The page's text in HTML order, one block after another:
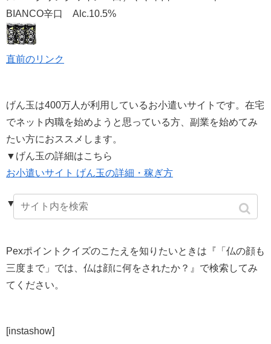
BIANCO辛口 Alc.10.5%
直前のリンク
げん玉は400万人が利用しているお小遣いサイトです。在宅
でネット内職を始めようと思っている方、副業を始めてみ
たい方におススメします。
▼げん玉の詳細はこちら
お小遣いサイト げん玉の詳細・稼ぎ方
▼ここから登録で250ptが貰えます。
Pexポイントクイズのこたえを知りたいときは『「仏の顔も
三度まで」では、仏は顔に何をされたか？』で検索してみ
てください。
[instashow]